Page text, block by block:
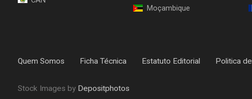
Moçambique
Quem Somos Ficha Técnica Estatuto Editorial Politica
Stock Images by Depositphotos